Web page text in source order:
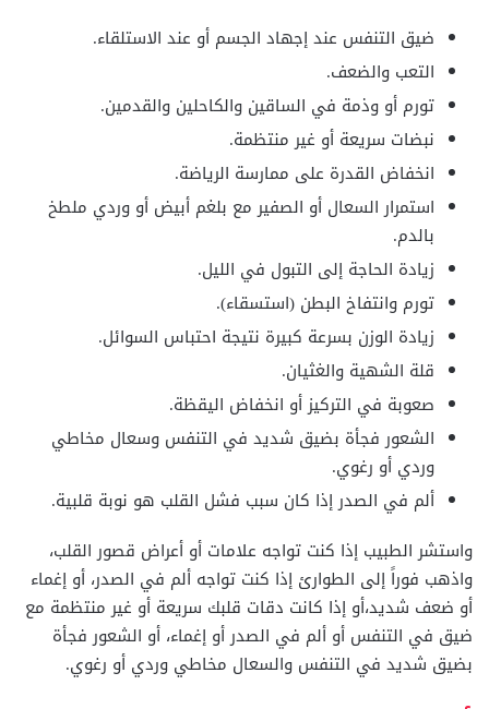
ضيق التنفس عند إجهاد الجسم أو عند الاستلقاء.
التعب والضعف.
تورم أو وذمة في الساقين والكاحلين والقدمين.
نبضات سريعة أو غير منتظمة.
انخفاض القدرة على ممارسة الرياضة.
استمرار السعال أو الصفير مع بلغم أبيض أو وردي ملطخ
بالدم.
زيادة الحاجة إلى التبول في الليل.
تورم وانتفاخ البطن (استسقاء).
زيادة الوزن بسرعة كبيرة نتيجة احتباس السوائل.
قلة الشهية والغثيان.
صعوبة في التركيز أو انخفاض اليقظة.
الشعور فجأة بضيق شديد في التنفس وسعال مخاطي
وردي أو رغوي.
ألم في الصدر إذا كان سبب فشل القلب هو نوبة قلبية.
واستشر الطبيب إذا كنت تواجه علامات أو أعراض قصور القلب،
واذهب فوراً إلى الطوارئ إذا كنت تواجه ألم في الصدر، أو إغماء
أو ضعف شديد،أو إذا كانت دقات قلبك سريعة أو غير منتظمة مع
ضيق في التنفس أو ألم في الصدر أو إغماء، أو الشعور فجأة
بضيق شديد في التنفس والسعال مخاطي وردي أو رغوي.